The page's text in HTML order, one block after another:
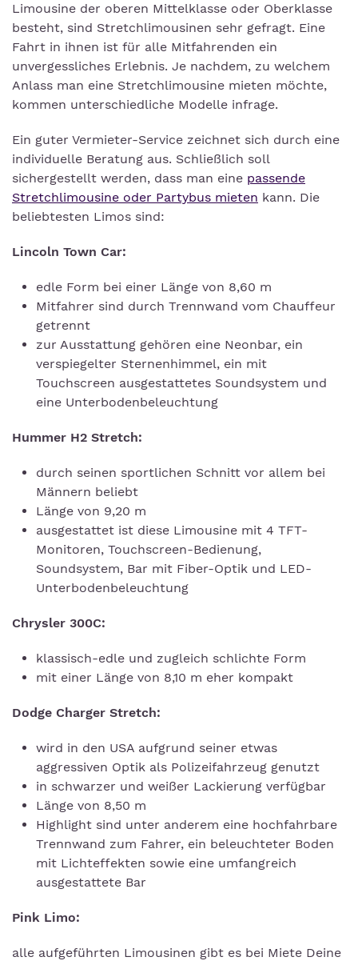
Limousine der oberen Mittelklasse oder Oberklasse
besteht, sind Stretchlimousinen sehr gefragt. Eine
Fahrt in ihnen ist für alle Mitfahrenden ein
unvergessliches Erlebnis. Je nachdem, zu welchem
Anlass man eine Stretchlimousine mieten möchte,
kommen unterschiedliche Modelle infrage.
Ein guter Vermieter-Service zeichnet sich durch eine
individuelle Beratung aus. Schließlich soll
sichergestellt werden, dass man eine passende
Stretchlimousine oder Partybus mieten kann. Die
beliebtesten Limos sind:
Lincoln Town Car:
edle Form bei einer Länge von 8,60 m
Mitfahrer sind durch Trennwand vom Chauffeur
getrennt
zur Ausstattung gehören eine Neonbar, ein
verspiegelter Sternenhimmel, ein mit
Touchscreen ausgestattetes Soundsystem und
eine Unterbodenbeleuchtung
Hummer H2 Stretch:
durch seinen sportlichen Schnitt vor allem bei
Männern beliebt
Länge von 9,20 m
ausgestattet ist diese Limousine mit 4 TFT-
Monitoren, Touchscreen-Bedienung,
Soundsystem, Bar mit Fiber-Optik und LED-
Unterbodenbeleuchtung
Chrysler 300C:
klassisch-edle und zugleich schlichte Form
mit einer Länge von 8,10 m eher kompakt
Dodge Charger Stretch:
wird in den USA aufgrund seiner etwas
aggressiven Optik als Polizeifahrzeug genutzt
in schwarzer und weißer Lackierung verfügbar
Länge von 8,50 m
Highlight sind unter anderem eine hochfahrbare
Trennwand zum Fahrer, ein beleuchteter Boden
mit Lichteffekten sowie eine umfangreich
ausgestattete Bar
Pink Limo:
alle aufgeführten Limousinen gibt es bei Miete Deine